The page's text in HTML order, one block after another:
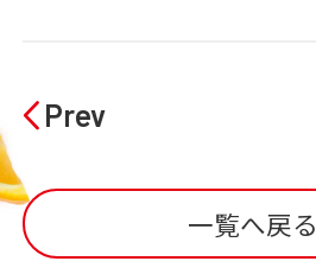
Prev
一覧へ戻る